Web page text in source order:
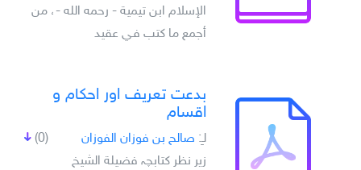
الإسلام ابن تيمية - رحمه الله -، من
أجمع ما كتب فـي عقيد
بدعت تعريف اور احکام و
اقسام
(0) لـِ: صالح بن فوزان الفوزان
زير نظر کتابچہ فضيلة الشيخ